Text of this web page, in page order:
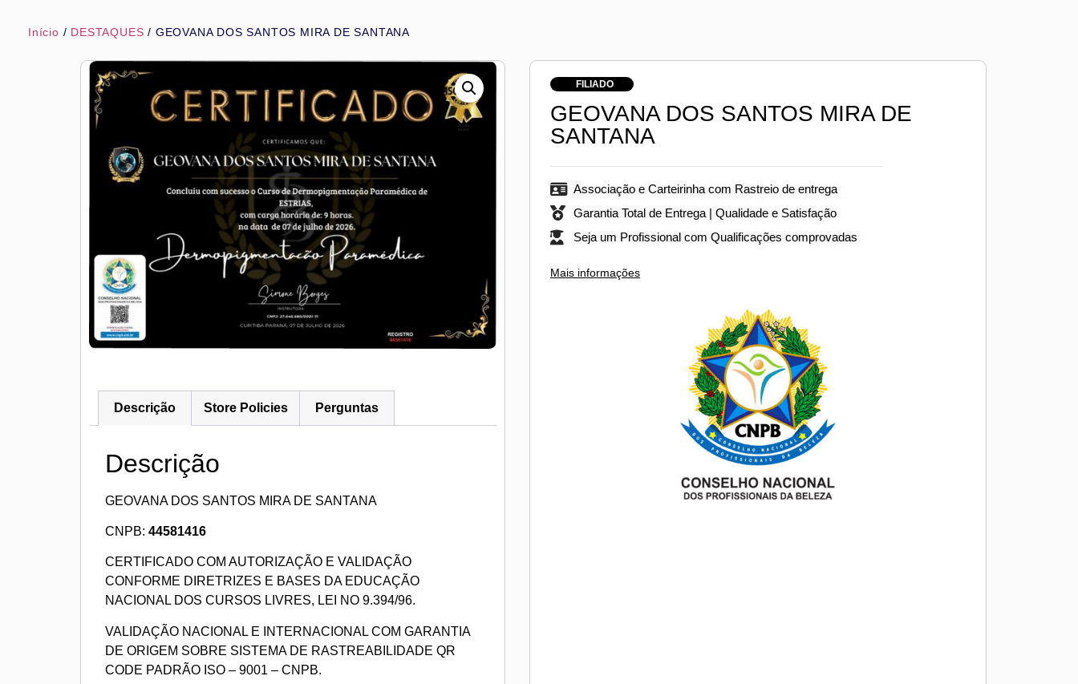
Início / DESTAQUES / GEOVANA DOS SANTOS MIRA DE SANTANA
Descrição Store Policies Perguntas
Descrição
GEOVANA DOS SANTOS MIRA DE SANTANA
CNPB: 44581416
CERTIFICADO COM AUTORIZAÇÃO E VALIDAÇÃO
CONFORME DIRETRIZES E BASES DA EDUCAÇÃO
NACIONAL DOS CURSOS LIVRES, LEI NO 9.394/96.
VALIDAÇÃO NACIONAL E INTERNACIONAL COM GARANTIA
DE ORIGEM SOBRE SISTEMA DE RASTREABILIDADE QR
CODE PADRÃO ISO – 9001 – CNPB.
FILIADO
GEOVANA DOS SANTOS MIRA DE
SANTANA
Associação e Carteirinha com Rastreio de entrega
Garantia Total de Entrega | Qualidade e Satisfação
Seja um Profissional com Qualificações comprovadas
Mais informações